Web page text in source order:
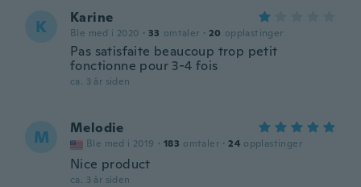
K Karine
Ble med i 2020 · 33 omtaler · 20 opplastinger
Pas satisfaite beaucoup trop petit
fonctionne pour 3-4 fois
ca. 3 år siden
M Melodie
Ble med i 2019 · 183 omtaler · 24 opplastinger
Nice product
ca. 3 år siden